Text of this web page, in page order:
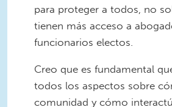
para proteger a todos, no
tienen más acceso a
funcionarios electos.
Creo que es fundamental
todos los aspectos sobre
comunidad y cómo